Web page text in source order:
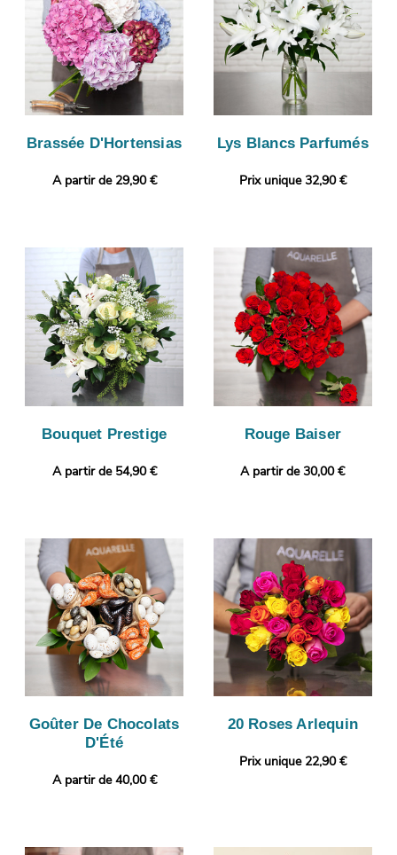
Brassée D'Hortensias
A partir de 29,90 €
Lys Blancs Parfumés
Prix unique 32,90 €
Bouquet Prestige
A partir de 54,90 €
Rouge Baiser
A partir de 30,00 €
Goûter De Chocolats
D'Été
A partir de 40,00 €
20 Roses Arlequin
Prix unique 22,90 €